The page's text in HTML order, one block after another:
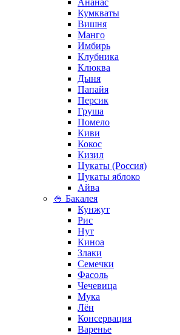
Ананас
Кумкваты
Вишня
Манго
Имбирь
Клубника
Клюква
Дыня
Папайя
Персик
Груша
Помело
Киви
Кокос
Кизил
Цукаты (Россия)
Цукаты яблоко
Айва
🍚 Бакалея
Кунжут
Рис
Нут
Киноа
Злаки
Семечки
Фасоль
Чечевица
Мука
Лён
Консервация
Варенье